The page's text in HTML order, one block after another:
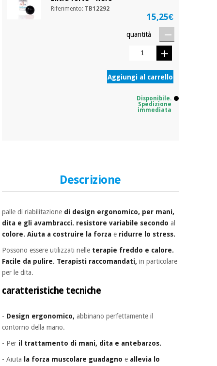
Riferimento: TB12292
15,25€
quantità
Aggiungi al carrello
Disponibile.
Spedizione
immediata
Descrizione
palle di riabilitazione di design ergonomico, per mani,
dita e gli avambracci. resistore variabile secondo al
colore. Aiuta a costruire la forza e ridurre lo stress.
Possono essere utilizzati nelle terapie freddo e calore.
Facile da pulire. Terapisti raccomandati, in particolare
per le dita.
caratteristiche tecniche
- Design ergonomico, abbinano perfettamente il
contorno della mano.
- Per il trattamento di mani, dita e antebarzos.
- Aiuta la forza muscolare guadagno e allevia lo